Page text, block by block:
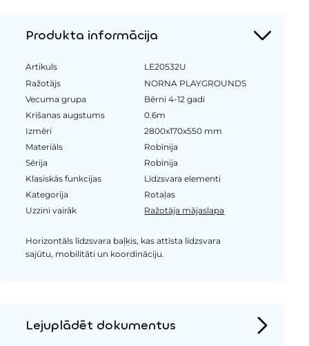
Produkta informācija
Artikuls
LE20532U
Ražotājs
NORNA PLAYGROUNDS
Vecuma grupa
Bērni 4-12 gadi
Krišanas augstums
0.6m
Izmēri
2800x170x550 mm
Materiāls
Robīnija
Sērija
Robīnija
Klasiskās funkcijas
Līdzsvara elementi
Kategorija
Rotaļas
Uzzini vairāk
Ražotāja mājaslapa
Horizontāls līdzsvara baļķis, kas attīsta līdzsvara
sajūtu, mobilitāti un koordināciju.
Lejuplādēt dokumentus